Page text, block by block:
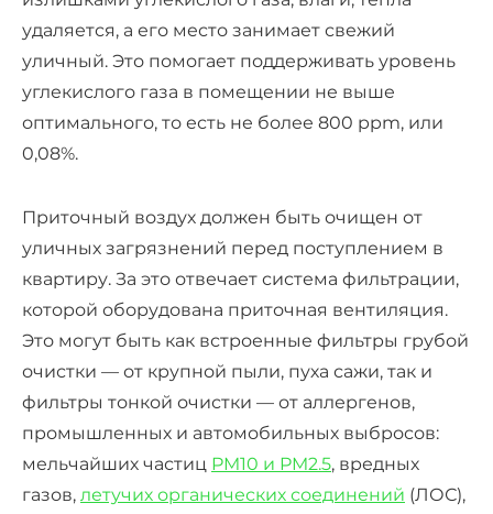
удаляется, а его место занимает свежий
уличный. Это помогает поддерживать уровень
углекислого газа в помещении не выше
оптимального, то есть не более 800 ppm, или
0,08%.
Приточный воздух должен быть очищен от
уличных загрязнений перед поступлением в
квартиру. За это отвечает система фильтрации,
которой оборудована приточная вентиляция.
Это могут быть как встроенные фильтры грубой
очистки — от крупной пыли, пуха сажи, так и
фильтры тонкой очистки — от аллергенов,
промышленных и автомобильных выбросов:
мельчайших частиц PM10 и PM2.5, вредных
газов, летучих органических соединений (ЛОС),